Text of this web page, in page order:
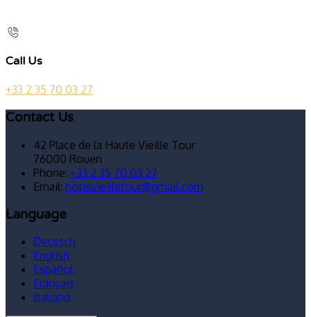
Call Us
+33 2 35 70 03 27
Contact Us
42 Place de la Haute Vieille Tour
76000 Rouen
Phone: +33 2 35 70 03 27
Email: hotelvieilletour@gmail.com
Language
Deutsch
English
Español
Français
Italiano